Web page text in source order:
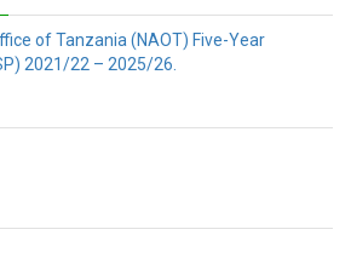
of Tanzania (NAOT) Five-Year
2021/22 – 2025/26.